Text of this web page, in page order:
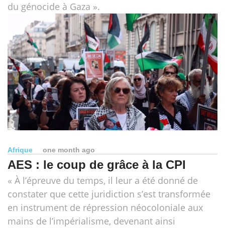
du génocide à Gaza ».
Afrique one month ago
AES : le coup de grâce à la CPI
« À l’épreuve du temps, il leur a été donné de
constater que cette juridiction s’est transformée
en instrument de répression néocoloniale aux
mains de l’impérialisme, devenant ainsi